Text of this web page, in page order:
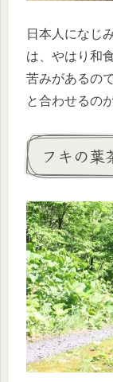
日本人になじ
は、やはり和
苦みがあるの
と合わせるの
フキの葉